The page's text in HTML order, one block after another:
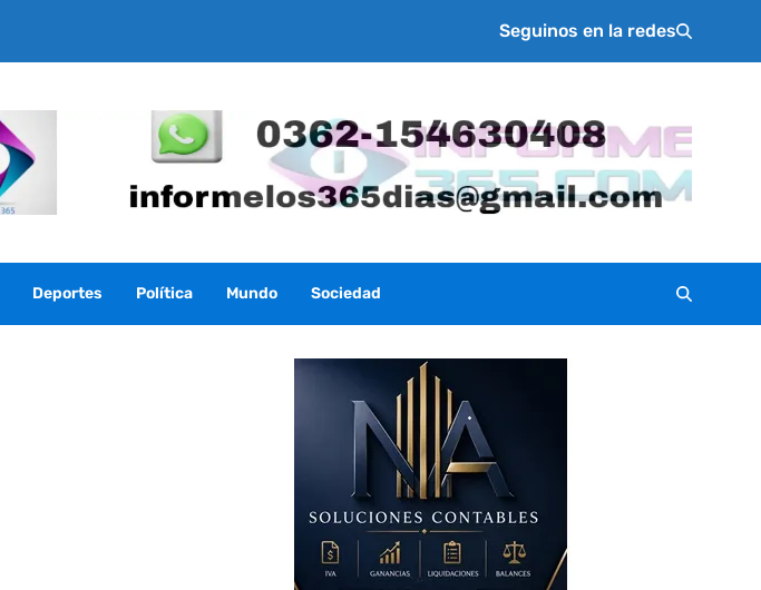
Seguinos en la redes
Deportes Política Mundo Sociedad